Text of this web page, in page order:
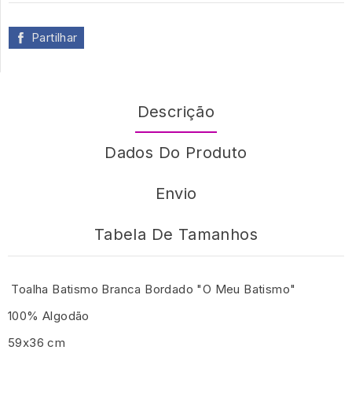
Partilhar
Descrição
Dados Do Produto
Envio
Tabela De Tamanhos
Toalha Batismo Branca Bordado "O Meu Batismo"
100% Algodão
59x36 cm